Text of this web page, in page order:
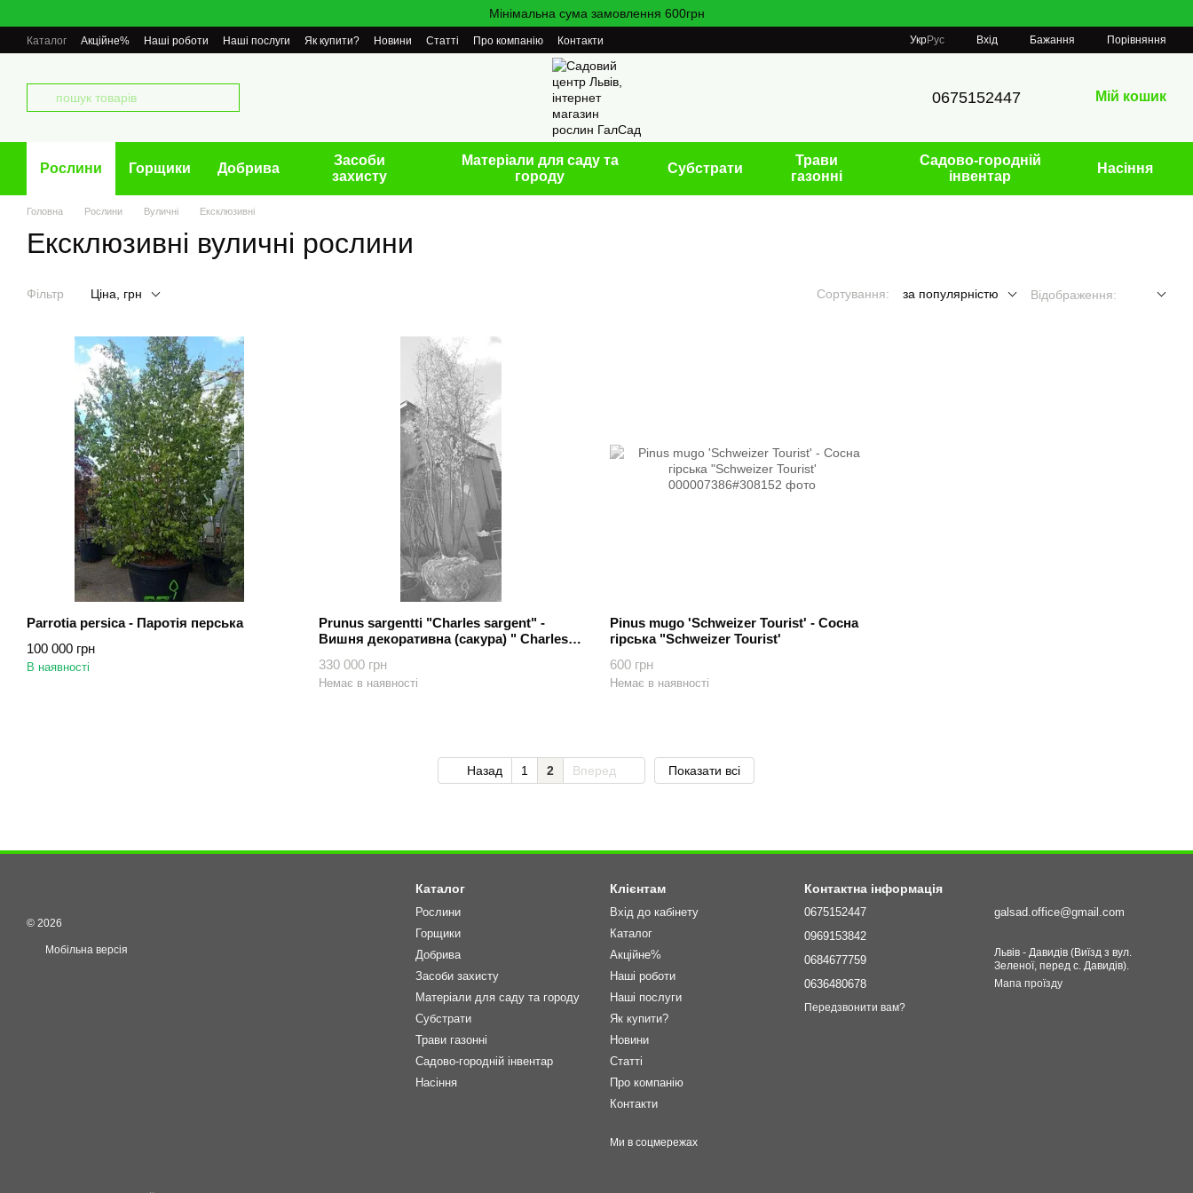
Мінімальна сума замовлення 600грн
Каталог Акційне% Наші роботи Наші послуги Як купити? Новини Статті Про компанію Контакти УкрРус Вхід Бажання Порівняння
0675152447 Мій кошик
Рослини Горщики Добрива
Засоби
захисту
Матеріали для саду та
городу
Cубстрати
Трави
газонні
Садово-городній
інвентар
Насіння
Головна Рослини Вуличні Ексклюзивні
Ексклюзивні вуличні рослини
Фільтр Ціна, грн Сортування: за популярністю Відображення:
Parrotia persica - Паротія перська
100 000 грн
В наявності
Prunus sargentti "Charles sargent" -
Вишня декоративна (сакура) " Charles
330 000 грн
Немає в наявності
Pinus mugo 'Schweizer Tourist' - Сосна
гірська "Schweizer Tourist'
600 грн
Немає в наявності
Назад 1 2 Вперед Показати всі
© 2026
Мобільна версія
Каталог
Рослини
Горщики
Добрива
Засоби захисту
Матеріали для саду та городу
Cубстрати
Трави газонні
Садово-городній інвентар
Насіння
Клієнтам
Вхід до кабінету
Каталог
Акційне%
Наші роботи
Наші послуги
Як купити?
Новини
Статті
Про компанію
Контакти
Ми в соцмережах
Контактна інформація
0675152447
0969153842
0684677759
0636480678
Передзвонити вам?
galsad.office@gmail.com
Львів - Давидів (Виїзд з вул.
Зеленої, перед с. Давидів).
Мапа проїзду